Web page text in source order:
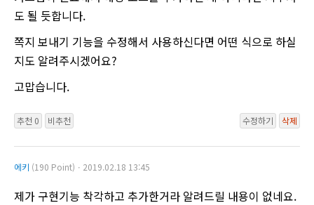
도 될 듯합니다.
쪽지 보내기 기능을 수정해서 사용하신다면 어떤 식으로 하실
지도 알려주시겠어요?
고맙습니다.
추천 0 비추천 수정하기 삭제
에키 (190 Point)ㆍ2019.02.18 13:45
제가 구현기능 착각하고 추가한거라 알려드릴 내용이 없네요.